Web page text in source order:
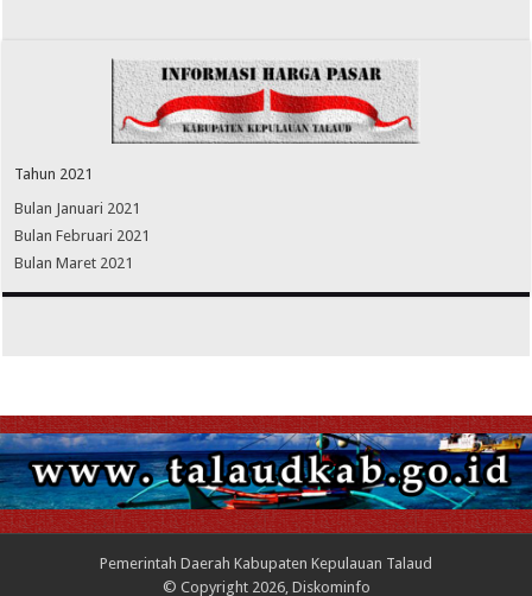
Tahun 2021
Bulan Januari 2021
Bulan Februari 2021
Bulan Maret 2021
Pemerintah Daerah Kabupaten Kepulauan Talaud
© Copyright 2026, Diskominfo